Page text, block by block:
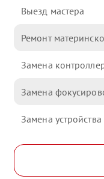
Выезд мастера
Ремонт
Замена
Замена
Замена